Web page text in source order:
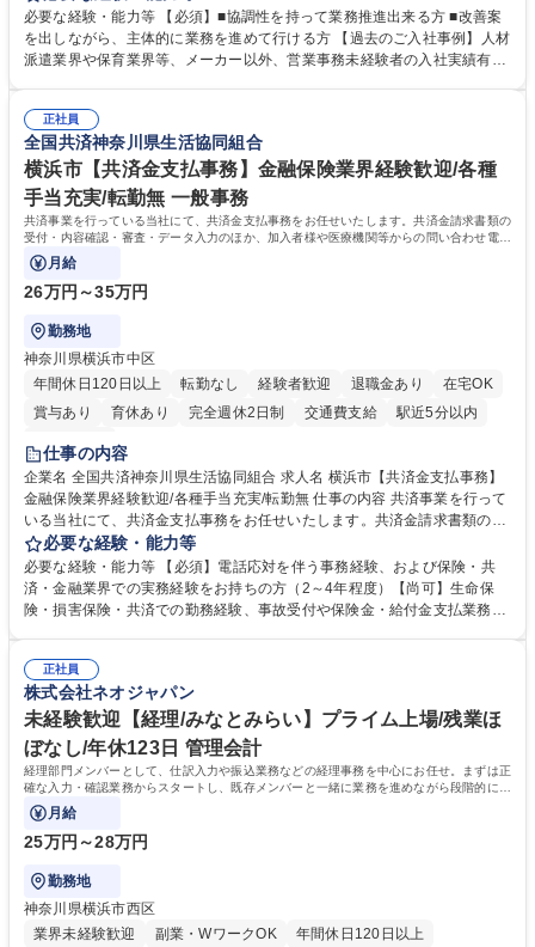
善をお任せ。 【教育制度】ご入社後、育成担当とペアになりながらOJTに
て業務を覚えていただくことが可能です。業務システムがきちんと構築さ
れているため、スムーズに仕事に慣れることができる環境です。また、
募集職種 【大阪・京都・滋賀】営業事務 ※未経験可
必要な経験・能力等 【必須】■協調性を持って業務推進出来る方 ■改善案
を出しながら、主体的に業務を進めて行ける方 【過去のご入社事例】人材
派遣業界や保育業界等、メーカー以外、営業事務未経験者の入社実績有
えて、お客様や社員の状況に合わせ、能動的なサポート、改善の動きも期
待され。組織を支えるスペシャリストとして、チームに貢献し、結果的に
社員から頼られる存在になることができます。平均19:30の退勤以降の業
務の持ち帰りも禁止されており、メリハリのある働き方となります。 学
歴・資格 学歴：大学院 大学 高専 短大 語学力： 資格：
正社員
全国共済神奈川県生活協同組合
横浜市【共済金支払事務】金融保険業界経験歓迎/各種
手当充実/転勤無 一般事務
共済事業を行っている当社にて、共済金支払事務をお任せいたします。共済金請求書類の
受付・内容確認・審査・データ入力のほか、加入者様や医療機関等からの問い合わせ電話
対応や書類発送等を担当します。
月給
26万円～35万円
勤務地
神奈川県横浜市中区
年間休日120日以上
転勤なし 経験者歓迎 退職金あり
在宅OK
賞与あり
育休あり 完全週休2日制 交通費支給
駅近5分以内
土日祝休み
仕事の内容
企業名 全国共済神奈川県生活協同組合 求人名 横浜市【共済金支払事務】
金融保険業界経験歓迎/各種手当充実/転勤無 仕事の内容 共済事業を行って
いる当社にて、共済金支払事務をお任せいたします。共済金請求書類の受
付・内容確認・審査・データ入力のほか、加入者様や医療機関等からの問
い合わせ電話対応や書類発送等を担当します。 ■共済金請求書類の受付、
内容確認、および共済金支払に関する審査・事務処理業務全般を担当 ■専
用システムへのデータ入力、各種必要書類の作成・発送作業 ■加入者様や
指定する業務 募集職種 横浜市【共済金支払事務】金融保険業界経験歓迎/
各種手当充実/転勤無
必要な経験・能力等
必要な経験・能力等 【必須】電話応対を伴う事務経験、および保険・共
済・金融業界での実務経験をお持ちの方（2～4年程度）【尚可】生命保
険・損害保険・共済での勤務経験、事故受付や保険金・給付金支払業務経
務へのキャリアチェンジ希望者も大歓迎です！ 学歴・資格 学歴：大学院
大学 高専 短大 専修学校 高校 語学力： 資格：
正社員
株式会社ネオジャパン
未経験歓迎【経理/みなとみらい】プライム上場/残業ほ
ぼなし/年休123日 管理会計
経理部門メンバーとして、仕訳入力や振込業務などの経理事務を中心にお任せ。まずは正
確な入力・確認業務からスタートし、既存メンバーと一緒に業務を進めながら段階的に経
理知識を身につけていただきます。
月給
25万円～28万円
勤務地
神奈川県横浜市西区
業界未経験歓迎
副業・WワークOK 年間休日120日以上